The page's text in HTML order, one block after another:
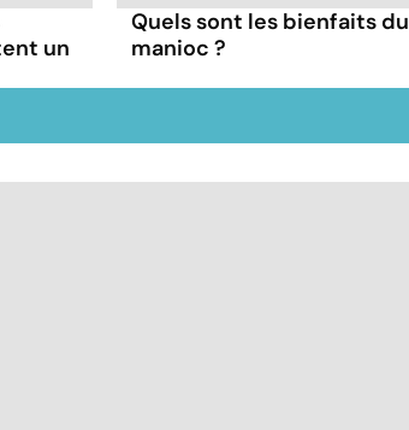
un
Quels sont les bienfaits du
manioc ?